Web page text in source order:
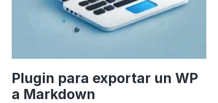
Plugin para exportar un WP
a Markdown